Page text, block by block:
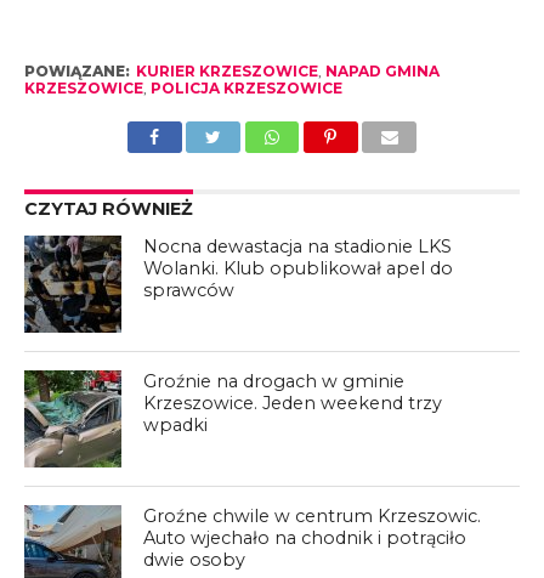
POWIĄZANE: KURIER KRZESZOWICE, NAPAD GMINA
KRZESZOWICE, POLICJA KRZESZOWICE
CZYTAJ RÓWNIEŻ
Nocna dewastacja na stadionie LKS
Wolanki. Klub opublikował apel do
sprawców
Groźnie na drogach w gminie
Krzeszowice. Jeden weekend trzy
wpadki
Groźne chwile w centrum Krzeszowic.
Auto wjechało na chodnik i potrąciło
dwie osoby